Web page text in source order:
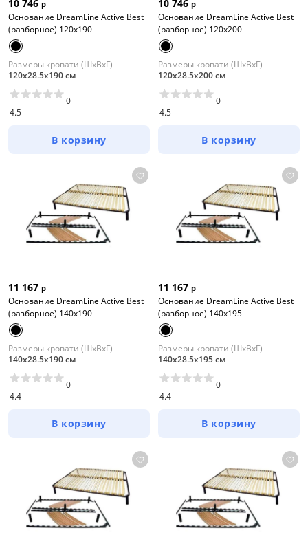
10 746 р
Основание DreamLine Active Best
(разборное) 120x190
Размеры кровати (ШхВхГ)
120х28.5х190 см
4.5
0
В корзину
10 746 р
Основание DreamLine Active Best
(разборное) 120x200
Размеры кровати (ШхВхГ)
120х28.5х200 см
4.5
0
В корзину
11 167 р
Основание DreamLine Active Best
(разборное) 140x190
Размеры кровати (ШхВхГ)
140х28.5х190 см
4.4
0
В корзину
11 167 р
Основание DreamLine Active Best
(разборное) 140x195
Размеры кровати (ШхВхГ)
140х28.5х195 см
4.4
0
В корзину